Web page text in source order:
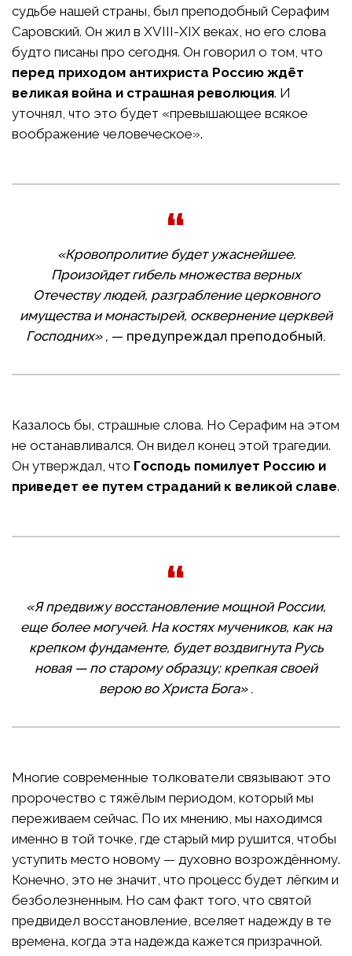
судьбе нашей страны, был преподобный Серафим
Саровский. Он жил в XVIII-XIX веках, но его слова
будто писаны про сегодня. Он говорил о том, что
перед приходом антихриста Россию ждёт
великая война и страшная революция. И
уточнял, что это будет «превышающее всякое
воображение человеческое».
«Кровопролитие будет ужаснейшее.
Произойдет гибель множества верных
Отечеству людей, разграбление церковного
имущества и монастырей, осквернение церквей
Господних», — предупреждал преподобный.
Казалось бы, страшные слова. Но Серафим на этом
не останавливался. Он видел конец этой трагедии.
Он утверждал, что Господь помилует Россию и
приведет ее путем страданий к великой славе.
«Я предвижу восстановление мощной России,
еще более могучей. На костях мучеников, как на
крепком фундаменте, будет воздвигнута Русь
новая — по старому образцу; крепкая своей
верою во Христа Бога».
Многие современные толкователи связывают это
пророчество с тяжёлым периодом, который мы
переживаем сейчас. По их мнению, мы находимся
именно в той точке, где старый мир рушится, чтобы
уступить место новому — духовно возрождённому.
Конечно, это не значит, что процесс будет лёгким и
безболезненным. Но сам факт того, что святой
предвидел восстановление, вселяет надежду в те
времена, когда эта надежда кажется призрачной.